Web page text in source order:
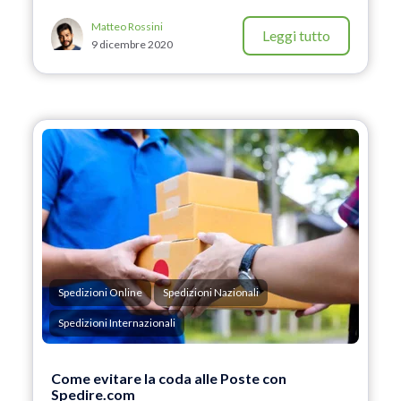
Matteo Rossini
9 dicembre 2020
Leggi tutto
Spedizioni Online Spedizioni Nazionali
Spedizioni Internazionali
Come evitare la coda alle Poste con
Spedire.com